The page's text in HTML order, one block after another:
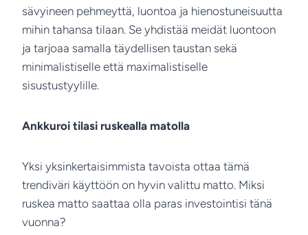
sävyineen pehmeyttä, luontoa ja hienostuneisuutta
mihin tahansa tilaan. Se yhdistää meidät luontoon
ja tarjoaa samalla täydellisen taustan sekä
minimalistiselle että maximalistiselle
sisustustyylille.
Ankkuroi tilasi ruskealla matolla
Yksi yksinkertaisimmista tavoista ottaa tämä
trendiväri käyttöön on hyvin valittu matto. Miksi
ruskea matto saattaa olla paras investointisi tänä
vuonna?